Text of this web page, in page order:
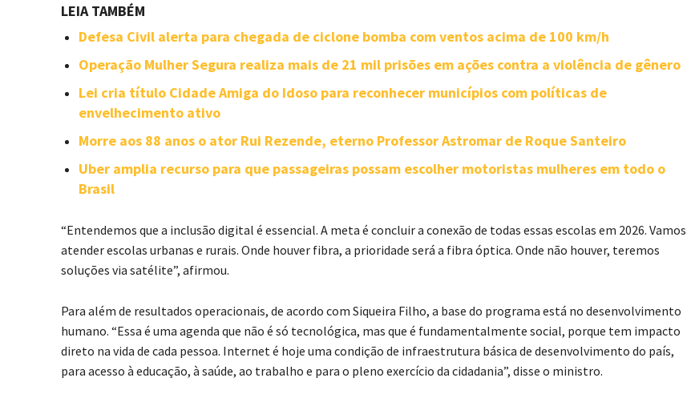
LEIA TAMBÉM
Defesa Civil alerta para chegada de ciclone bomba com ventos acima de 100 km/h
Operação Mulher Segura realiza mais de 21 mil prisões em ações contra a violência de gênero
Lei cria título Cidade Amiga do Idoso para reconhecer municípios com políticas de
envelhecimento ativo
Morre aos 88 anos o ator Rui Rezende, eterno Professor Astromar de Roque Santeiro
Uber amplia recurso para que passageiras possam escolher motoristas mulheres em todo o
Brasil
“Entendemos que a inclusão digital é essencial. A meta é concluir a conexão de todas essas escolas em 2026. Vamos
atender escolas urbanas e rurais. Onde houver fibra, a prioridade será a fibra óptica. Onde não houver, teremos
soluções via satélite”, afirmou.
Para além de resultados operacionais, de acordo com Siqueira Filho, a base do programa está no desenvolvimento
humano. “Essa é uma agenda que não é só tecnológica, mas que é fundamentalmente social, porque tem impacto
direto na vida de cada pessoa. Internet é hoje uma condição de infraestrutura básica de desenvolvimento do país,
para acesso à educação, à saúde, ao trabalho e para o pleno exercício da cidadania”, disse o ministro.